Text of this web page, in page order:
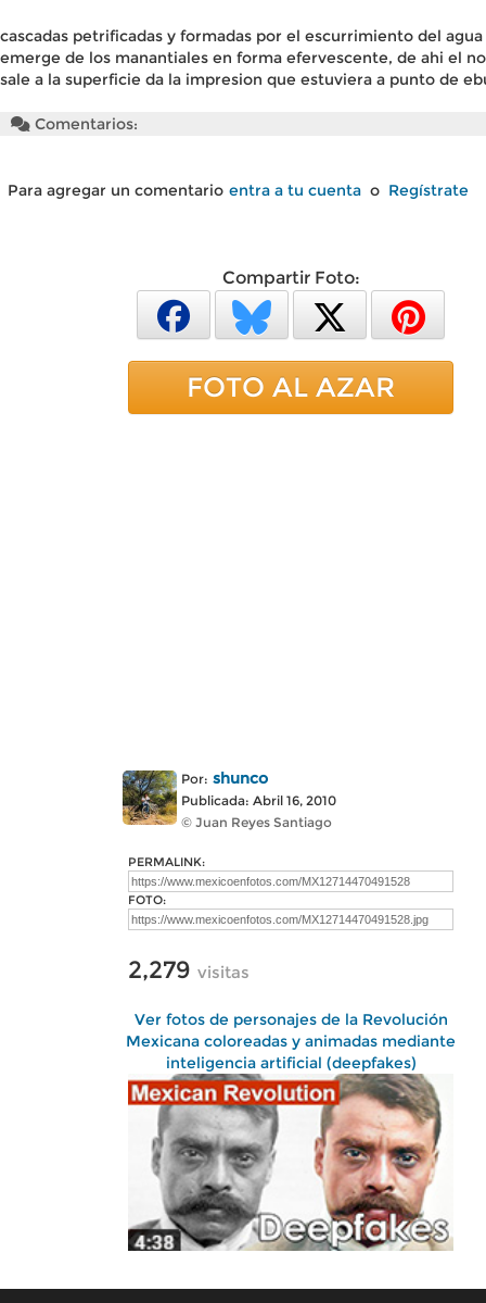
cascadas petrificadas y formadas por el escurrimiento del
emerge de los manantiales en forma efervescente, de ahi el
sale a la superficie da la impresion que estuviera a punto de
Comentarios:
Para agregar un comentario entra a tu cuenta o Regístrate
Compartir Foto:
FOTO AL AZAR
Por: shunco
Publicada: Abril 16, 2010
© Juan Reyes Santiago
PERMALINK:
FOTO:
2,279 visitas
Ver fotos de personajes de la Revolución
Mexicana coloreadas y animadas mediante
inteligencia artificial (deepfakes)